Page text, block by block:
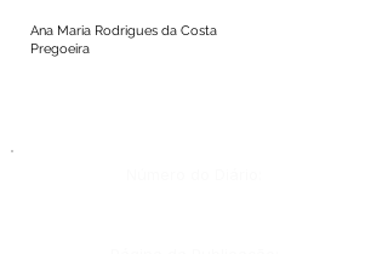
Ana Maria Rodrigues da Costa
Pregoeira